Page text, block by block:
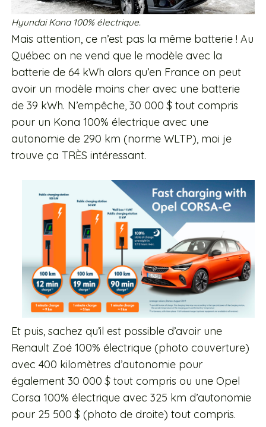
Hyundai Kona 100% électrique.
Mais attention, ce n’est pas la même batterie ! Au
Québec on ne vend que le modèle avec la
batterie de 64 kWh alors qu’en France on peut
avoir un modèle moins cher avec une batterie
de 39 kWh. N’empêche, 30 000 $ tout compris
pour un Kona 100% électrique avec une
autonomie de 290 km (norme WLTP), moi je
trouve ça TRÈS intéressant.
Et puis, sachez qu’il est possible d’avoir une
Renault Zoé 100% électrique (photo couverture)
avec 400 kilomètres d’autonomie pour
également 30 000 $ tout compris ou une Opel
Corsa 100% électrique avec 325 km d’autonomie
pour 25 500 $ (photo de droite) tout compris.